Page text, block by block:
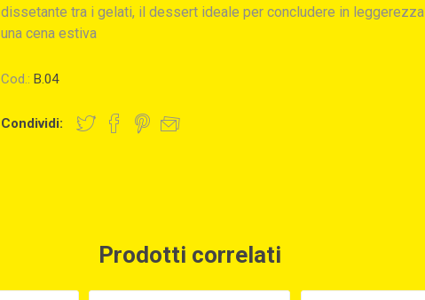
dissetante tra i gelati, il dessert ideale per concludere in leggerezza
una cena estiva
Cod.: B.04
Condividi:
Prodotti correlati